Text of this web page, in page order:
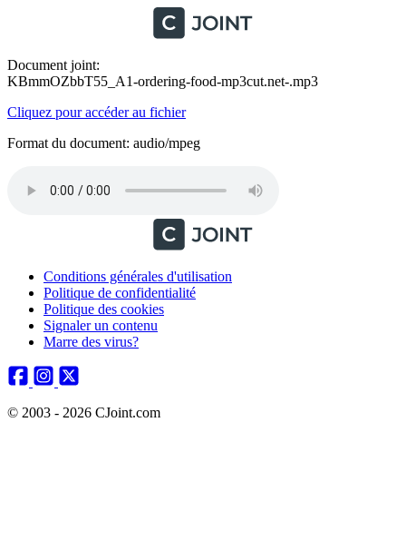
Document joint:
KBmmOZbbT55_A1-ordering-food-mp3cut.net-.mp3
Cliquez pour accéder au fichier
Format du document: audio/mpeg
Conditions générales d'utilisation
Politique de confidentialité
Politique des cookies
Signaler un contenu
Marre des virus?
© 2003 - 2026 CJoint.com